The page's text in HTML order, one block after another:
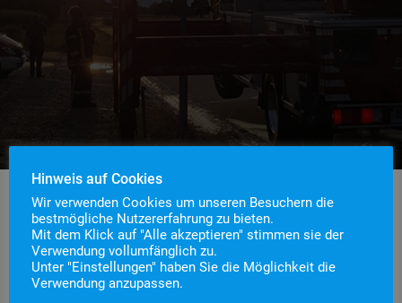
Einsatznummer
21
Einsatzstichwort
B3 – Überlandhilfe
Einsatzort
Hinweis auf Cookies
Wir verwenden Cookies um unseren Besuchern die
bestmögliche Nutzererfahrung zu bieten.
Mit dem Klick auf "Alle akzeptieren" stimmen sie der
Verwendung vollumfänglich zu.
Unter "Einstellungen" haben Sie die Möglichkeit die
Verwendung anzupassen.